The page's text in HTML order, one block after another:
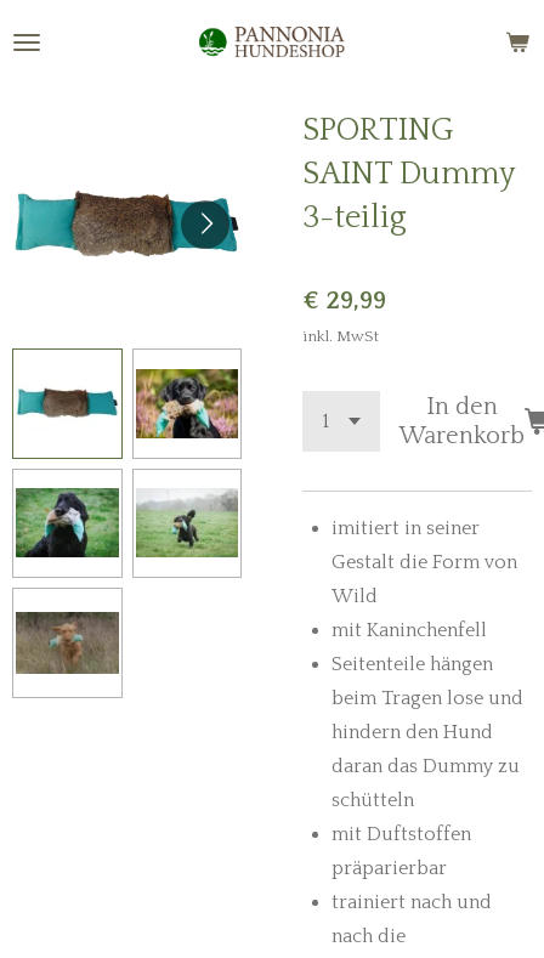
SPORTING
SAINT Dummy
3-teilig
€ 29,99
inkl. MwSt
In den
Warenkorb
imitiert in seiner
Gestalt die Form von
Wild
mit Kaninchenfell
Seitenteile hängen
beim Tragen lose und
hindern den Hund
daran das Dummy zu
schütteln
mit Duftstoffen
präparierbar
trainiert nach und
nach die